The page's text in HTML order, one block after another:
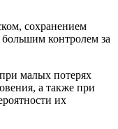
сохранением
контролем за
малых потерях
а также при
их